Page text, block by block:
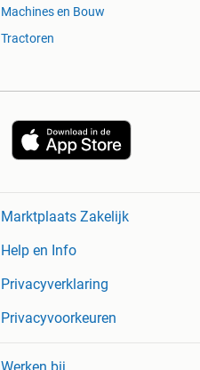
Machines en Bouw
Tractoren
Marktplaats Zakelijk
Help en Info
Privacyverklaring
Privacyvoorkeuren